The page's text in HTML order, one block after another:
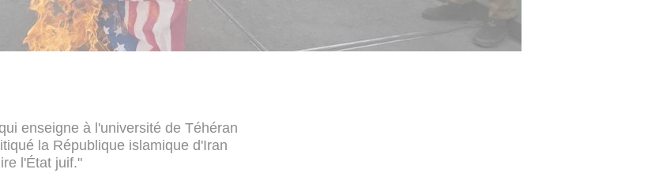
enseigne à l'université de Téhéran
la République islamique d'Iran
l'État juif."